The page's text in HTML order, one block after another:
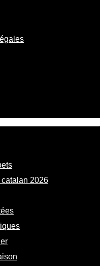
catalan 2026